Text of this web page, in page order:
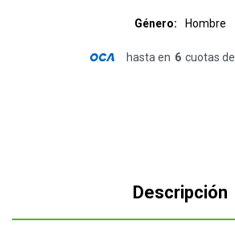
Género Hombre
hasta en 6 cuotas de
Descripción